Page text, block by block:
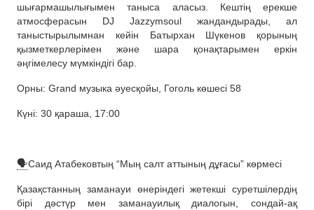
шығармашылығымен таныса аласыз. Кештің ерекше
атмосферасын DJ Jazzymsoul жандандырады, ал
таныстырылымнан кейін Батырхан Шүкенов қорының
қызметкерлерімен және шара қонақтарымен еркін
әңгімелесу мүмкіндігі бар.
Орны: Grand музыка әуесқойы, Гоголь көшесі 58
Күні: 30 қараша, 17:00
🗣Саид Атабековтың “Мың салт аттының дұғасы” көрмесі
Қазақстанның заманауи өнеріндегі жетекші суретшілердің
бірі дәстүр мен заманауилық диалогын, сондай-ақ